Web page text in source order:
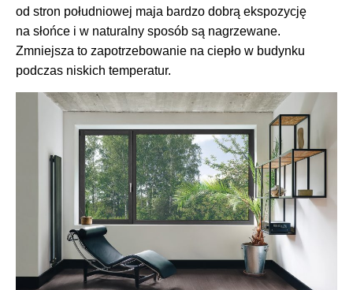
od stron południowej maja bardzo dobrą ekspozycję
na słońce i w naturalny sposób są nagrzewane.
Zmniejsza to zapotrzebowanie na ciepło w budynku
podczas niskich temperatur.